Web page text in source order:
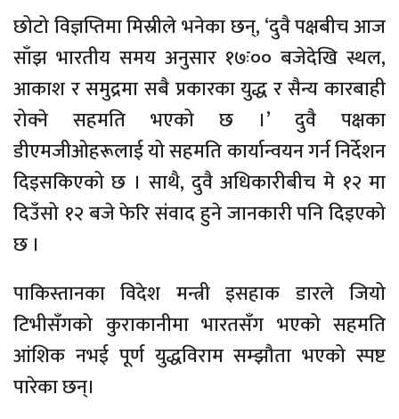
छोटो विज्ञप्तिमा मिस्रीले भनेका छन्, ‘दुवै पक्षबीच आज
साँझ भारतीय समय अनुसार १७ः०० बजेदेखि स्थल,
आकाश र समुद्रमा सबै प्रकारका युद्ध र सैन्य कारबाही
रोक्ने सहमति भएको छ ।’ दुवै पक्षका
डीएमजीओहरूलाई यो सहमति कार्यान्वयन गर्न निर्देशन
दिइसकिएको छ । साथै, दुवै अधिकारीबीच मे १२ मा
दिउँसो १२ बजे फेरि संवाद हुने जानकारी पनि दिइएको
छ ।
पाकिस्तानका विदेश मन्त्री इसहाक डारले जियो
टिभीसँगको कुराकानीमा भारतसँग भएको सहमति
आंशिक नभई पूर्ण युद्धविराम सम्झौता भएको स्पष्ट
पारेका छन्।